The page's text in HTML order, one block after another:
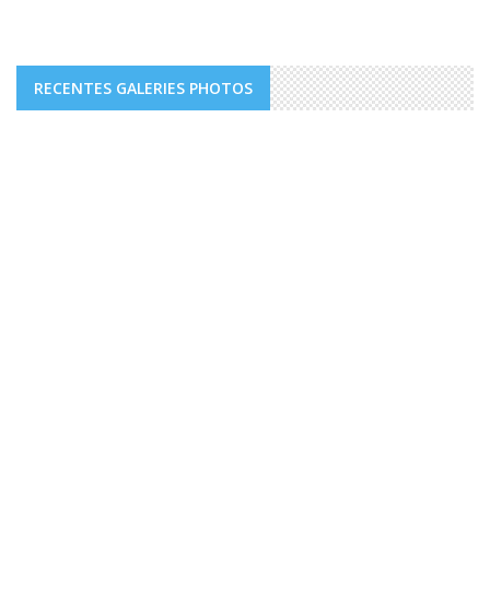
RECENTES GALERIES PHOTOS